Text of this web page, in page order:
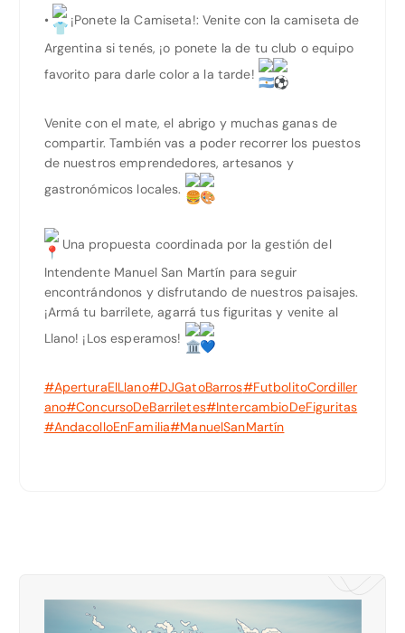
•
¡Ponete la Camiseta!: Venite con la camiseta de
Argentina si tenés, ¡o ponete la de tu club o equipo
favorito para darle color a la tarde!
Venite con el mate, el abrigo y muchas ganas de
compartir. También vas a poder recorrer los puestos
de nuestros emprendedores, artesanos y
gastronómicos locales.
Una propuesta coordinada por la gestión del
Intendente Manuel San Martín para seguir
encontrándonos y disfrutando de nuestros paisajes.
¡Armá tu barrilete, agarrá tus figuritas y venite al
Llano! ¡Los esperamos!
#AperturaElLlano#DJGatoBarros#FutbolitoCordiller
ano#ConcursoDeBarriletes#IntercambioDeFiguritas
#AndacolloEnFamilia#ManuelSanMartín